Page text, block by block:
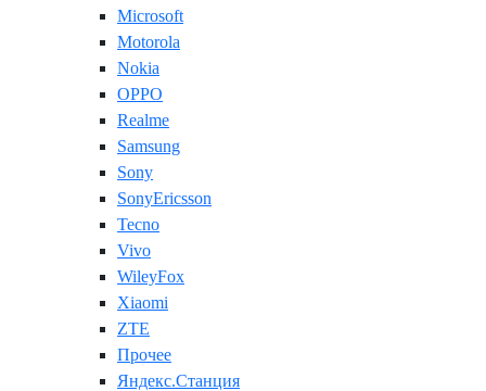
Microsoft
Motorola
Nokia
OPPO
Realme
Samsung
Sony
SonyEricsson
Tecno
Vivo
WileyFox
Xiaomi
ZTE
Прочее
Яндекс.Станция